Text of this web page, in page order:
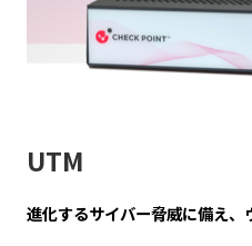
UTM
進化するサイバー脅威に備え